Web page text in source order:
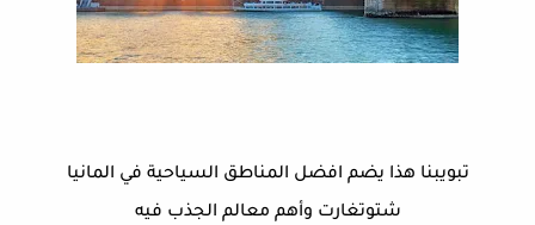
تبويبنا هذا يضم افضل المناطق السياحية في المانيا
شتوتغارت وأهم معالم الجذب فيه